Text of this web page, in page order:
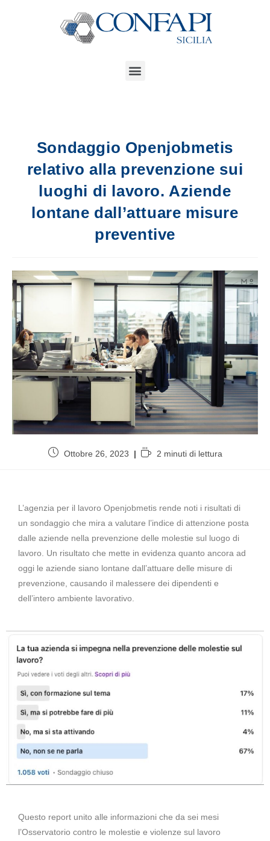
Sondaggio Openjobmetis
relativo alla prevenzione sui
luoghi di lavoro. Aziende
lontane dall’attuare misure
preventive
Ottobre 26, 2023 2 minuti di lettura
L’agenzia per il lavoro Openjobmetis rende noti i risultati di
un sondaggio che mira a valutare l’indice di attenzione posta
dalle aziende nella prevenzione delle molestie sul luogo di
lavoro. Un risultato che mette in evidenza quanto ancora ad
oggi le aziende siano lontane dall’attuare delle misure di
prevenzione, causando il malessere dei dipendenti e
dell’intero ambiente lavorativo.
Questo report unito alle informazioni che da sei mesi
l’Osservatorio contro le molestie e violenze sul lavoro